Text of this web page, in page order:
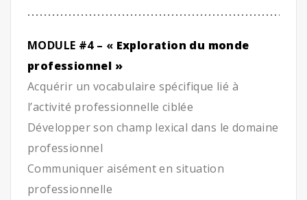
MODULE #4 – « Exploration du monde
professionnel »
Acquérir un vocabulaire spécifique lié à
l’activité professionnelle ciblée
Développer son champ lexical dans le domaine
professionnel
Communiquer aisément en situation
professionnelle